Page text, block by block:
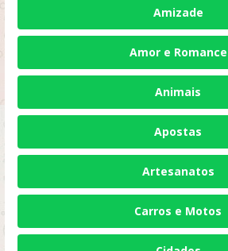
Amizade
Amor e Romance
Animais
Apostas
Artesanatos
Carros e Motos